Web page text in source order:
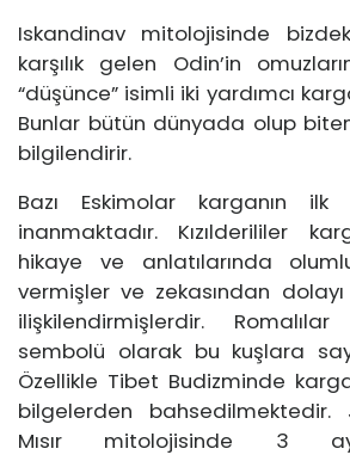
Iskandinav mitolojisinde
karşılık gelen Odin’in
“düşünce” isimli iki yardımcı
Bunlar bütün dünyada olup
bilgilendirir.
Bazı Eskimolar karganın ilk
inanmaktadır. Kızılderililer
hikaye ve anlatılarında
vermişler ve zekasından dolayı
ilişkilendirmişlerdir.
sembolü olarak bu kuşlara
Özellikle Tibet Budizminde
bilgelerden
Mısır mitolojisinde 3